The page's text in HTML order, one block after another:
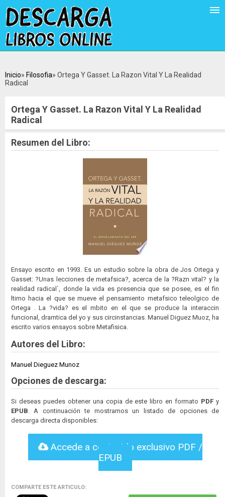
Inicio Filosofia
Ortega Y Gasset. La Razon Vital Y La Realidad
Radical
Ortega Y Gasset. La Razon Vital Y La Realidad
Radical
Resumen del Libro:
Ensayo escrito en 1993. Es un estudio sobre la obra de Jos Ortega y
Gasset: ?Unas lecciones de metafsica?, acerca de la ?Razn vital? y la
realidad radical`, donde la vida es presencia que se posee, es el fin
ltimo hacia el que se mueve el pensamiento metafsico teleolgico de
Ortega . La ?vida? es el mbito en el que se produce la interaccin
funcional, dramtica del yo y sus circinstancias. Manuel Diguez Muoz, ha
escrito varios ensayos sobre Metafisica.
Autores del Libro:
Manuel Dieguez Munoz
Opciones de descarga:
Si deseas puedes obtener una copia de este libro en formato PDF y
EPUB . A continuación te mostramos un listado de opciones de
descarga directa disponibles:
Accede a contenido exclusivo PDF /
EPUB
COMPARTE ESTE ARTICULO: